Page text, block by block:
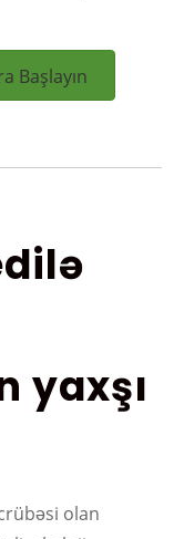
Başlayın
yaxşı
olan